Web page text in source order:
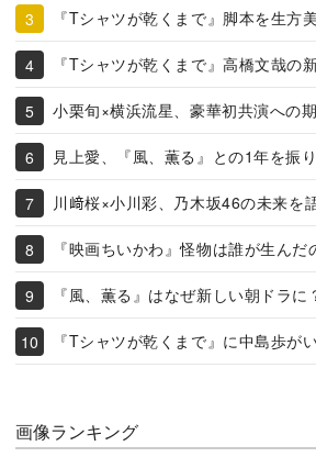
『Tシャツが乾くまで』脚本を生方
『Tシャツが乾くまで』高橋文哉の
小栗旬×横浜流星、豪華初共演への
見上愛、『風、薫る』との1年を振
川﨑桜×小川彩、乃木坂46の未来を
『映画ちいかわ』怪物は誰が生ん
『風、薫る』はなぜ新しい朝ドラに
『Tシャツが乾くまで』に中島歩が
画像ランキング